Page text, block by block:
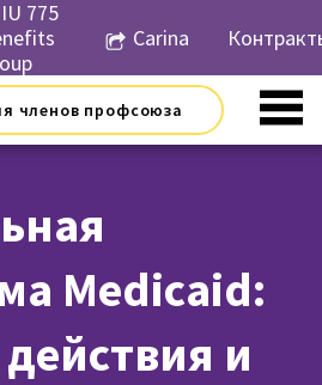
775
Carina
членов профсоюза
Medicaid:
и